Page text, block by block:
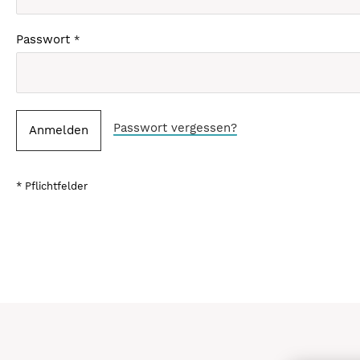
Passwort
Anmelden Passwort vergessen?